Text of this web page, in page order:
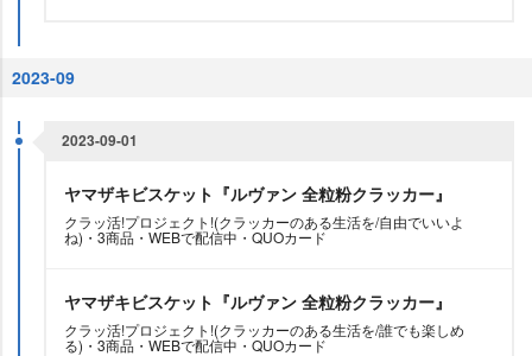
2023-09
2023-09-01
ヤマザキビスケット『ルヴァン 全粒粉クラッカー』
クラッ活!プロジェクト!(クラッカーのある生活を/自由でいいよ
ね)・3商品・WEBで配信中・QUOカード
ヤマザキビスケット『ルヴァン 全粒粉クラッカー』
クラッ活!プロジェクト!(クラッカーのある生活を/誰でも楽しめ
る)・3商品・WEBで配信中・QUOカード